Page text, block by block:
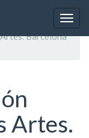
Barcelona
Artes.